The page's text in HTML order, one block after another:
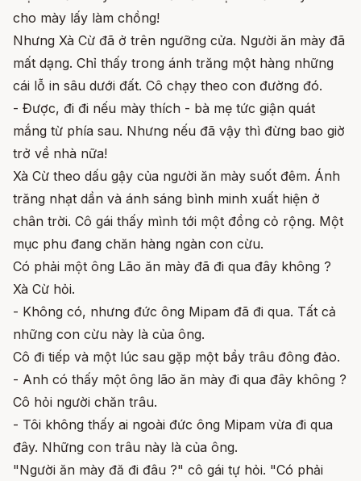
cho mày lấy làm chồng!
Nhưng Xà Cừ đã ở trên ngưỡng cửa. Người ăn mày đã
mất dạng. Chỉ thấy trong ánh trăng một hàng những
cái lỗ in sâu dưới đất. Cô chạy theo con đường đó.
- Được, đi đi nếu mày thích - bà mẹ tức giận quát
mắng từ phía sau. Nhưng nếu đã vậy thì đừng bao giờ
trở về nhà nữa!
Xà Cừ theo dấu gậy của người ăn mày suốt đêm. Ánh
trăng nhạt dần và ánh sáng bình minh xuất hiện ở
chân trời. Cô gái thấy mình tới một đồng cỏ rộng. Một
mục phu đang chăn hàng ngàn con cừu.
Có phải một ông Lão ăn mày đã đi qua đây không ?
Xà Cừ hỏi.
- Không có, nhưng đức ông Mipam đã đi qua. Tất cả
những con cừu này là của ông.
Cô đi tiếp và một lúc sau gặp một bầy trâu đông đảo.
- Anh có thấy một ông lão ăn mày đi qua đây không ?
Cô hỏi người chăn trâu.
- Tôi không thấy ai ngoài đức ông Mipam vừa đi qua
đây. Những con trâu này là của ông.
"Người ăn mày đă đi đâu ?" cô gái tự hỏi. "Có phải